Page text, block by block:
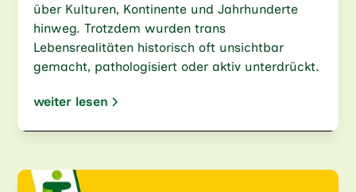
über Kulturen, Kontinente und Jahrhunderte
hinweg. Trotzdem wurden trans
Lebensrealitäten historisch oft unsichtbar
gemacht, pathologisiert oder aktiv unterdrückt.
weiter lesen